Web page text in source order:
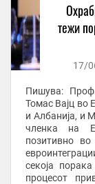
тежи
17/
Пишува:
Томас Вајц во
и Албанија, и
членка на
позитивно
секоја
процесот